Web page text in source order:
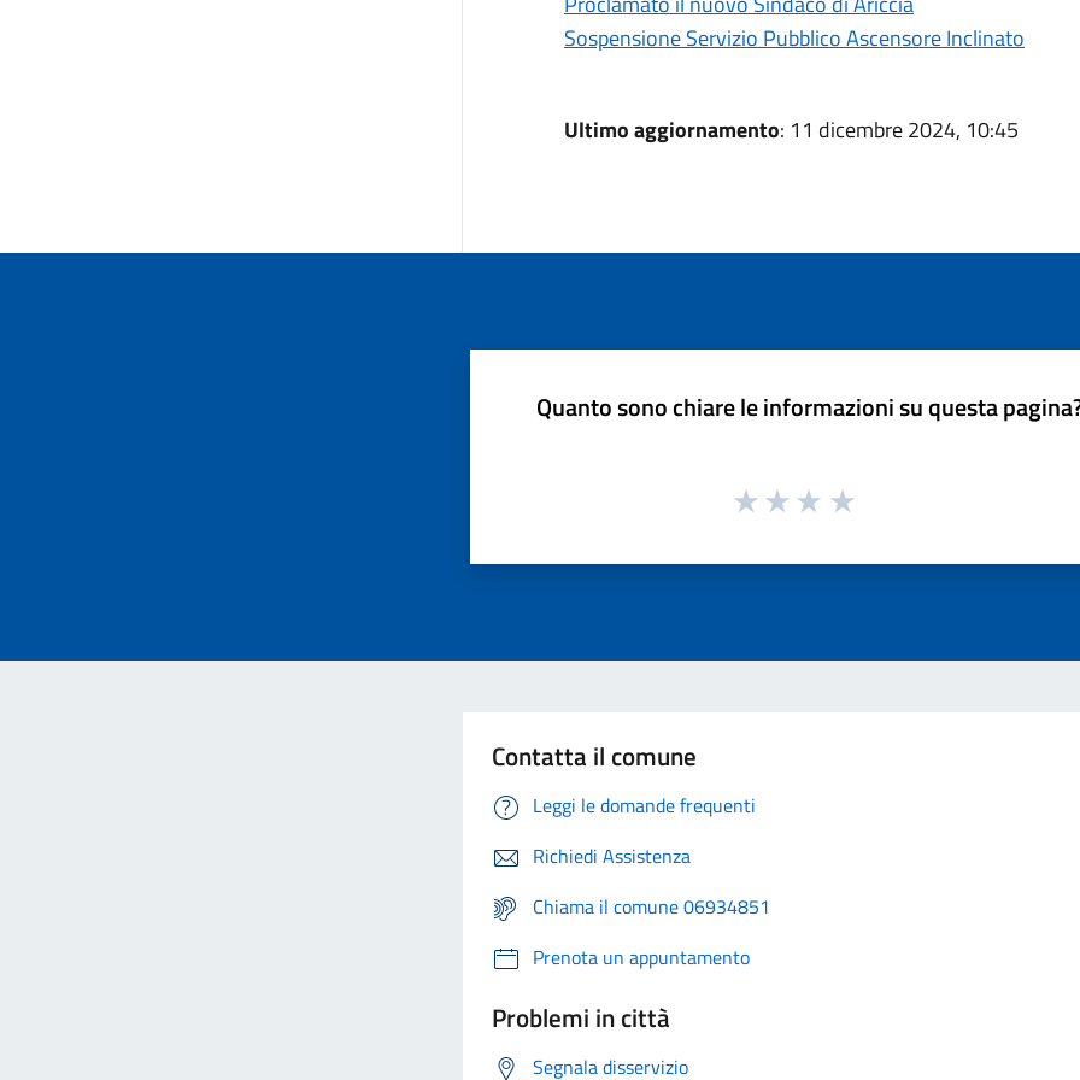
Sospensione Servizio Pubblico Ascensore Inclinato
Ultimo aggiornamento: 11 dicembre 2024, 10:45
Quanto sono chiare le informazioni su questa
Contatta il comune
Leggi le domande frequenti
Richiedi Assistenza
Chiama il comune 06934851
Prenota un appuntamento
Problemi in città
Segnala disservizio